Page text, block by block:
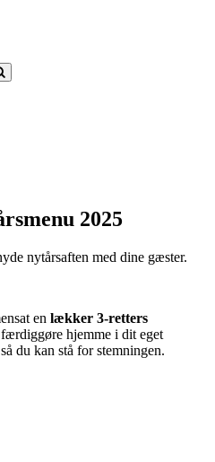
2025
nytårsaften med dine gæster.
en lækker 3-retters
hjemme i dit eget
du kan stå for stemningen.